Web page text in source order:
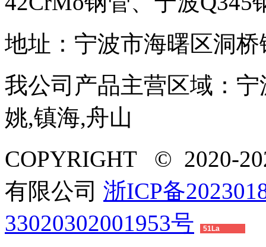
地址：宁波市海曙区洞
我公司产品主营区域：
姚,镇海,舟山
COPYRIGHT © 2020-
有限公司 浙ICP备
33020302001953号
51La